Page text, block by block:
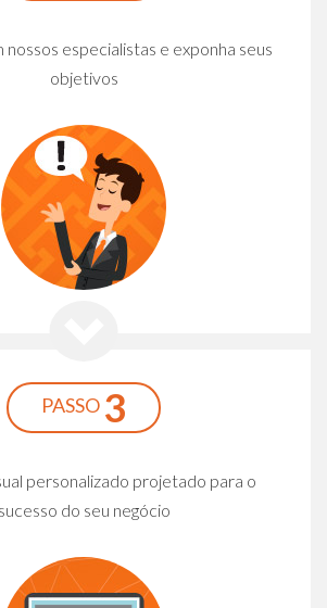
especialistas e exponha seus
objetivos
PASSO 3
personalizado projetado para o
sucesso do seu negócio